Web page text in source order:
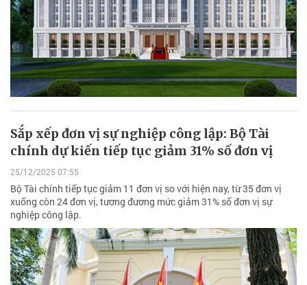
Sắp xếp đơn vị sự nghiệp công lập: Bộ Tài
chính dự kiến tiếp tục giảm 31% số đơn vị
25/12/2025 07:55
Bộ Tài chính tiếp tục giảm 11 đơn vị so với hiện nay, từ 35 đơn vị
xuống còn 24 đơn vị, tương đương mức giảm 31% số đơn vị sự
nghiệp công lập.